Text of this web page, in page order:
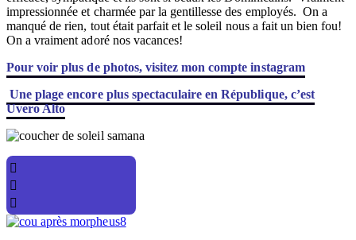
impressionnée et charmée par la gentillesse des employés. On a
manqué de rien, tout était parfait et le soleil nous a fait un bien fou!
On a vraiment adoré nos vacances!
Pour voir plus de photos, visitez mon compte instagram
Une plage encore plus spectaculaire en République, c’est
Uvero Alto